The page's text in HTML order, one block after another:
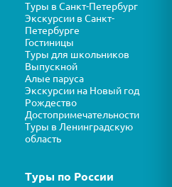
Туры в Санкт-Петербург
Экскурсии в Санкт-
Петербурге
Гостиницы
Туры для школьников
Выпускной
Алые паруса
Экскурсии на Новый год
Рождество
Достопримечательности
Туры в Ленинградскую
область
Туры по России